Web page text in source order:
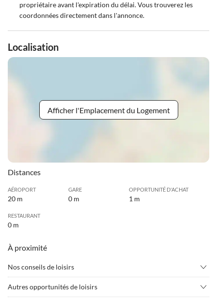
propriétaire avant l'expiration du délai. Vous trouverez les
coordonnées directement dans l'annonce.
Localisation
Afficher l'Emplacement du Logement
Distances
AÉROPORT
20 m
GARE
0 m
OPPORTUNITÉ D'ACHAT
1 m
RESTAURANT
0 m
À proximité
Nos conseils de loisirs
Autres opportunités de loisirs